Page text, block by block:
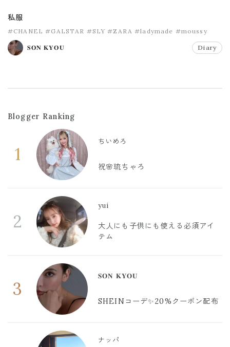
私服
#CHANEL #GALSTAR #SLY #ZARA #ladymade #moussy
𝐒𝐎𝐍 𝐊𝐘𝐎𝐔 Diary
Blogger Ranking
1
ちいめろ
祝🌸琉ちゃろ
2
yui
大人にも子供にも使える必須アイ
テム
3
𝐒𝐎𝐍 𝐊𝐘𝐎𝐔
SHEINコーデ✨20%クーポン配布
ナッパ